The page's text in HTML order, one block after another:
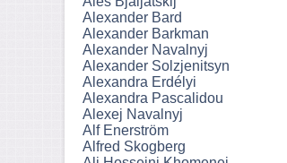
Alexander Bard
Alexander Barkman
Alexander Navalnyj
Alexander Solzjenitsyn
Alexandra Erdélyi
Alexandra Pascalidou
Alexej Navalnyj
Alf Enerström
Alfred Skogberg